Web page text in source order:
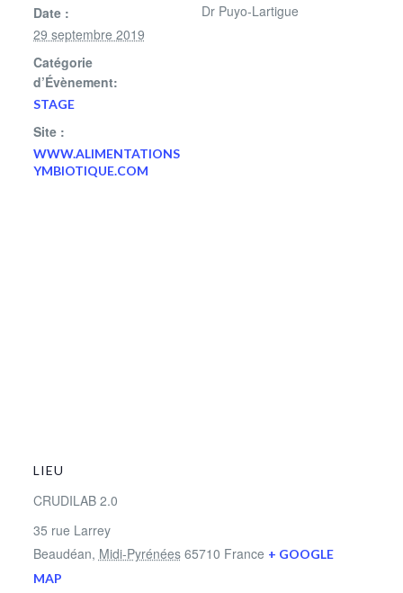
Date :
29 septembre 2019
Catégorie
d’Évènement:
STAGE
Site :
WWW.ALIMENTATIONS
YMBIOTIQUE.COM
Dr Puyo-Lartigue
LIEU
CRUDILAB 2.0
35 rue Larrey
Beaudéan, Midi-Pyrénées 65710 France + GOOGLE
MAP